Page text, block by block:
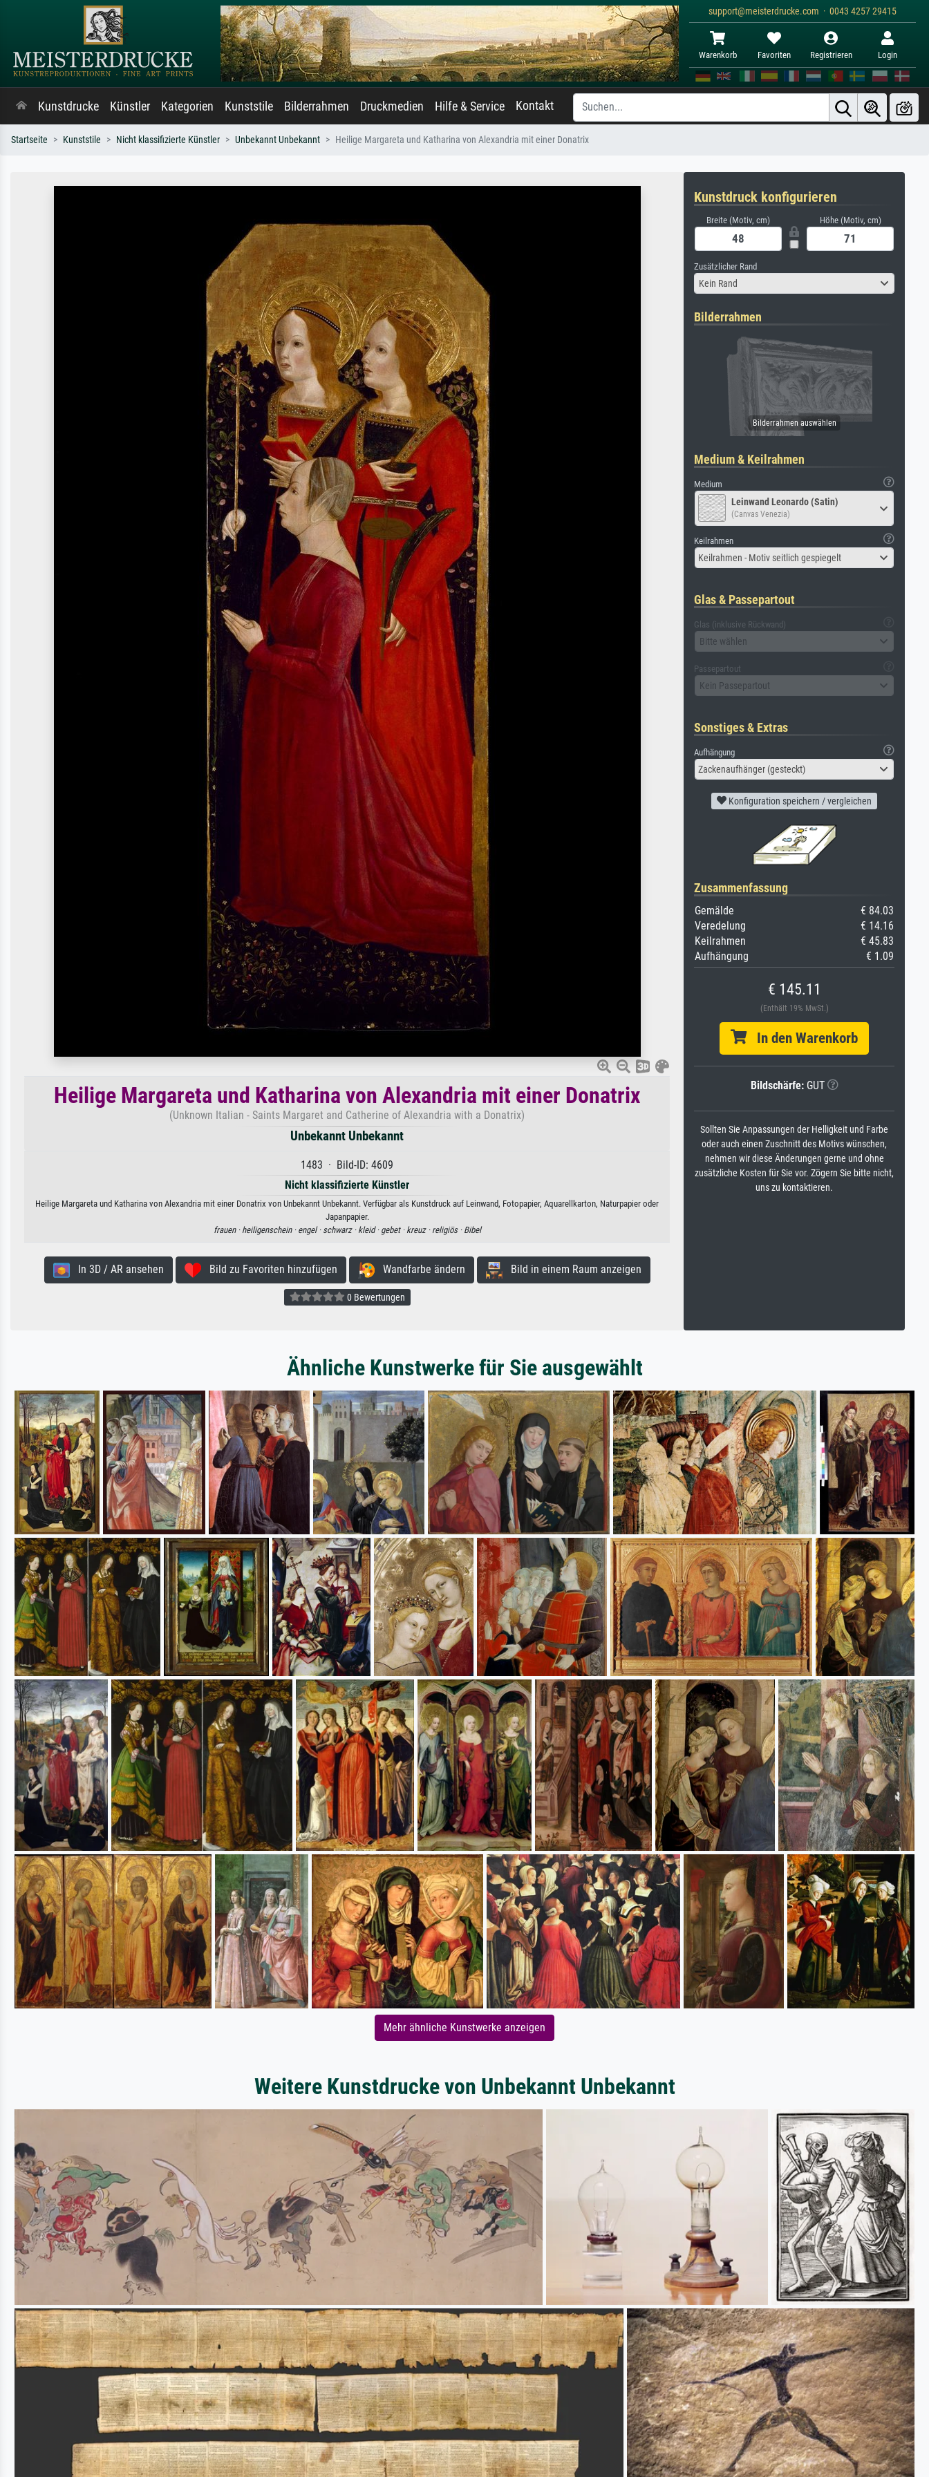
support@meisterdrucke.com · 0043 4257 29415
Warenkorb Favoriten Registrieren Login
Kunstdrucke Künstler Kategorien Kunststile Bilderrahmen Druckmedien Hilfe & Service Kontakt
Startseite Kunststile Nicht klassifizierte Künstler Unbekannt Unbekannt Heilige Margareta und Katharina von Alexandria mit einer Donatrix
Heilige Margareta und Katharina von Alexandria mit einer Donatrix
(Unknown Italian - Saints Margaret and Catherine of Alexandria with a Donatrix)
Unbekannt Unbekannt
1483 · Bild-ID: 4609
Nicht klassifizierte Künstler
Heilige Margareta und Katharina von Alexandria mit einer Donatrix von Unbekannt Unbekannt. Verfügbar als Kunstdruck auf Leinwand, Fotopapier, Aquarellkarton, Naturpapier oder
Japanpapier.
frauen · heiligenschein · engel · schwarz · kleid · gebet · kreuz · religiös · Bibel
In 3D / AR ansehen Bild zu Favoriten hinzufügen Wandfarbe ändern Bild in einem Raum anzeigen
0 Bewertungen
Kunstdruck konfigurieren
Breite (Motiv, cm) Höhe (Motiv, cm)
Zusätzlicher Rand
Kein Rand
Bilderrahmen
Medium & Keilrahmen
Medium
Leinwand Leonardo (Satin)
(Canvas Venezia)
Keilrahmen
Keilrahmen - Motiv seitlich gespiegelt
Glas & Passepartout
Glas (inklusive Rückwand)
Bitte wählen
Passepartout
Kein Passepartout
Sonstiges & Extras
Aufhängung
Zackenaufhänger (gesteckt)
Konfiguration speichern / vergleichen
Zusammenfassung
Gemälde
€ 84.03
Veredelung
€ 14.16
Keilrahmen
€ 45.83
Aufhängung
€ 1.09
€ 145.11
(Enthält 19% MwSt.)
In den Warenkorb
Bildschärfe:GUT
Sollten Sie Anpassungen der Helligkeit und Farbe
oder auch einen Zuschnitt des Motivs wünschen,
nehmen wir diese Änderungen gerne und ohne
zusätzliche Kosten für Sie vor. Zögern Sie bitte nicht,
uns zu kontaktieren.
Ähnliche Kunstwerke für Sie ausgewählt
Mehr ähnliche Kunstwerke anzeigen
Weitere Kunstdrucke von Unbekannt Unbekannt